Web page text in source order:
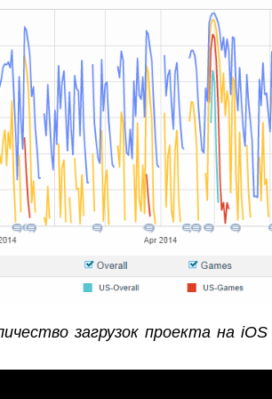
загрузок проекта на